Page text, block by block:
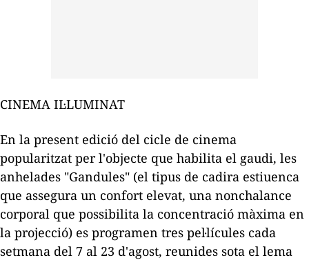
CINEMA IL·LUMINAT
En la present edició del cicle de cinema
popularitzat per l'objecte que habilita el gaudi, les
anhelades "Gandules" (el tipus de cadira estiuenca
que assegura un confort elevat, una nonchalance
corporal que possibilita la concentració màxima en
la projecció) es programen tres pel·lícules cada
setmana del 7 al 23 d'agost, reunides sota el lema